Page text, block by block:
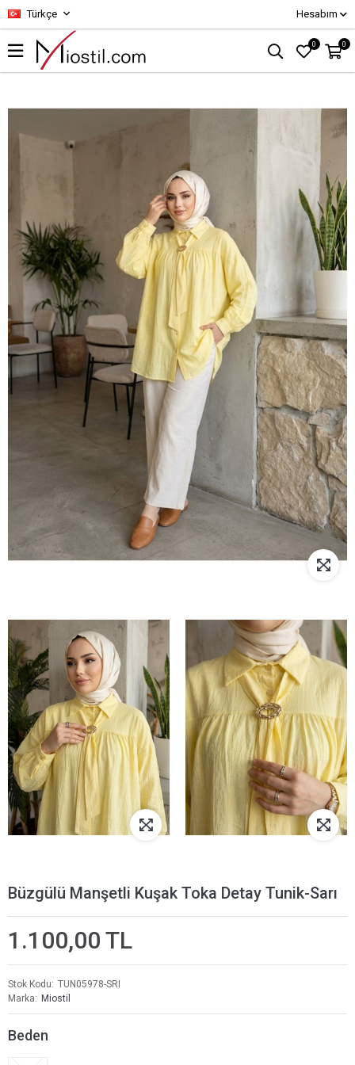
Türkçe Hesabım
0 0
Büzgülü Manşetli Kuşak Toka Detay Tunik-Sarı
1.100,00 TL
Stok Kodu
TUN05978-SRI
Marka
Miostil
Beden